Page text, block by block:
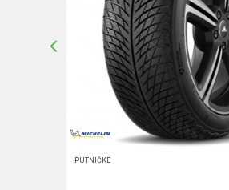
POŠALJI
PUTNIČKE